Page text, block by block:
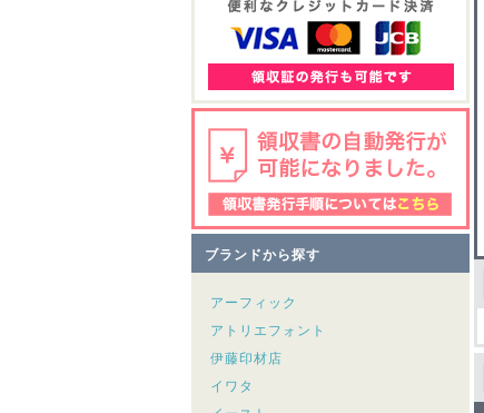
ブランドから探す
アーフィック
アトリエフォント
伊藤印材店
イワタ